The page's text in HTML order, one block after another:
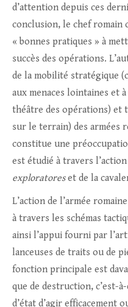
d’attention depuis ces
conclusion, le chef romain
« bonnes pratiques » à
succès des opérations.
de la mobilité stratégique
aux menaces lointaines et
théâtre des opérations) et
sur le terrain) des armées
constitue une
est étudié à travers l’action
exploratoreset de la
L’action de l’armée
à travers les schémas
ainsi l’appui fourni par
lanceuses de traits ou de
fonction principale est
que de destruction, c’est-
d’état d’agir efficacement